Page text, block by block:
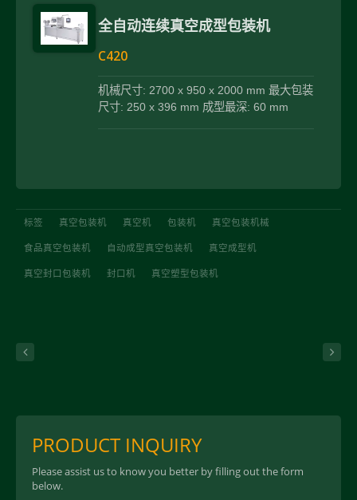
全自动连续真空成型包装机
C420
机械尺寸: 2700 x 950 x 2000 mm 最大包装
尺寸: 250 x 396 mm 成型最深: 60 mm
标签 真空包装机 真空机 包装机 真空包装机械
食品真空包装机 自动成型真空包装机 真空成型机
真空封口包装机 封口机 真空塑型包装机